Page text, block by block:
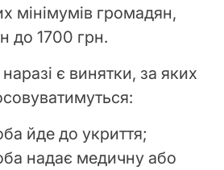
мінімумів громадян,
до 1700 грн.
є винятки, за яких
йде до укриття;
надає медичну або